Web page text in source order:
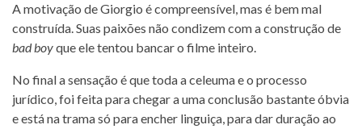
A motivação de Giorgio é compreensível, mas é bem mal
construída. Suas paixões não condizem com a construção de
bad boyque ele tentou bancar o filme inteiro.
No final a sensação é que toda a celeuma e o processo
jurídico, foi feita para chegar a uma conclusão bastante óbvia
e está na trama só para encher linguiça, para dar duração ao